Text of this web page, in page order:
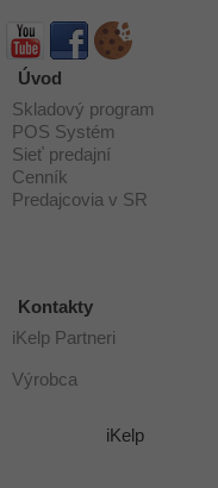
Úvod
Skladový program
POS Systém
Sieť predajní
Cenník
Predajcovia v SR
Kontakty
iKelp Partneri
Výrobca
iKelp